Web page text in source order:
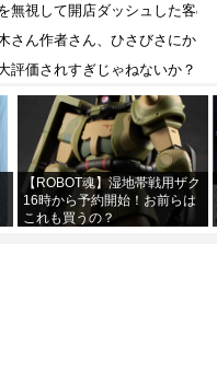
【ROBOT魂】湿地帯戦用ザク
16時から予約開始！お前らは
これも買うの？